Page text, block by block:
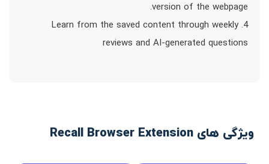
version of the webpage.
4. Learn from the saved content through weekly
reviews and AI-generated questions
ویژگی های Recall Browser Extension